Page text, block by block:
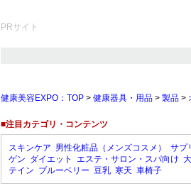
PRサイト
健康美容EXPO：TOP > 健康器具・用品 > 製品 >
■注目カテゴリ・コンテンツ
スキンケア 男性化粧品（メンズコスメ） サプ
ゲン ダイエット エステ・サロン・スパ向け
テイン ブルーベリー 豆乳 寒天 車椅子